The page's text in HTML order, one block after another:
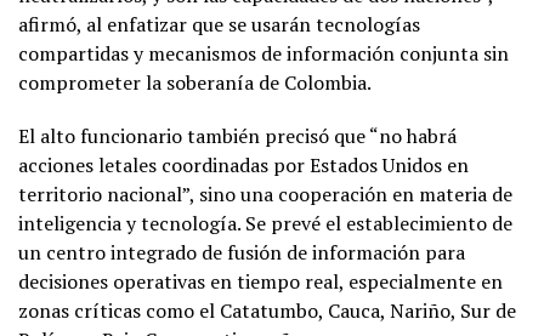
afirmó, al enfatizar que se usarán tecnologías
compartidas y mecanismos de información conjunta sin
comprometer la soberanía de Colombia.
El alto funcionario también precisó que “no habrá
acciones letales coordinadas por Estados Unidos en
territorio nacional”, sino una cooperación en materia de
inteligencia y tecnología. Se prevé el establecimiento de
un centro integrado de fusión de información para
decisiones operativas en tiempo real, especialmente en
zonas críticas como el Catatumbo, Cauca, Nariño, Sur de